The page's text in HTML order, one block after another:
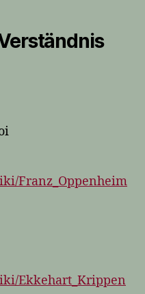
Franz_Oppenheim
Ekkehart_Krippen